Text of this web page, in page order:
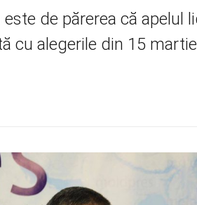
de părerea că apelul
cu alegerile din 15